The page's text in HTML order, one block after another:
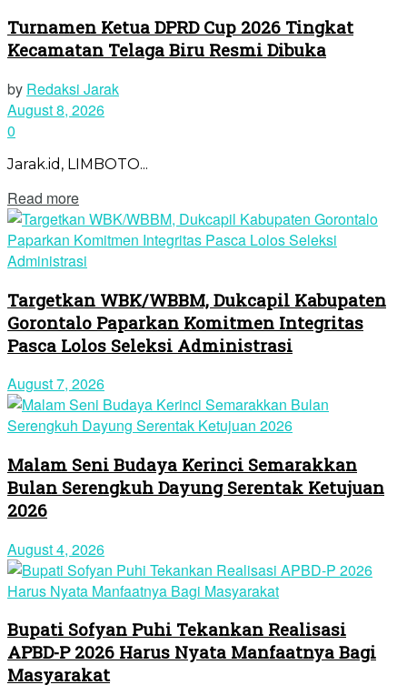
Turnamen Ketua DPRD Cup 2026 Tingkat
Kecamatan Telaga Biru Resmi Dibuka
by Redaksi Jarak
August 8, 2026
0
Jarak.id, LIMBOTO...
Read more
Targetkan WBK/WBBM, Dukcapil Kabupaten
Gorontalo Paparkan Komitmen Integritas
Pasca Lolos Seleksi Administrasi
August 7, 2026
Malam Seni Budaya Kerinci Semarakkan
Bulan Serengkuh Dayung Serentak Ketujuan
2026
August 4, 2026
Bupati Sofyan Puhi Tekankan Realisasi
APBD-P 2026 Harus Nyata Manfaatnya Bagi
Masyarakat